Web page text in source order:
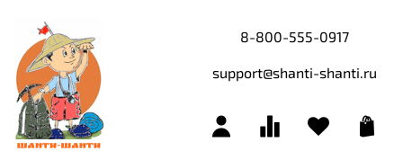
8-800-555-0917
support@shanti-shanti.ru